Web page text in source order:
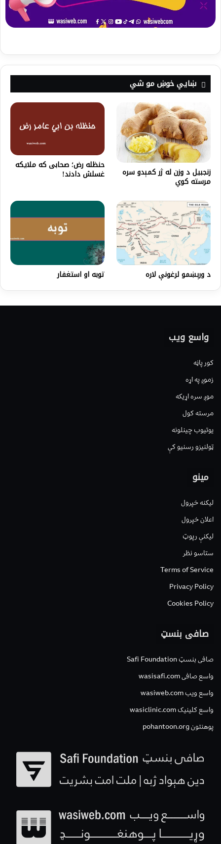
ښايي خوښ مو شي
زنجبيل د وزن له ژر کمېدو سره
مرسته کوي
حنظله رض؛ صحابی که ملایکه
غسلش دادند!
د ورېښمو لرغونې لاره توبه او استغفار
واسع ویب
کور پاڼه
زموږ په اړه
موږ سره اړیکه
مرسته کول
یوتیوب چینلونه
ټولنیزو رسنیو کې
مینو
لیکنه خپرول
اعلان خپرول
لیکنې رپوټ
ستاسو نظر
Terms of Service
Privacy Policy
Cookies Policy
صافی بنسټ
صافی بنسټ Safi Foundation
واسع صافی wasisafi.com
واسع ویب wasiweb.com
واسع کلینیک wasiclinic.com
پوهنتون pohantoon.org